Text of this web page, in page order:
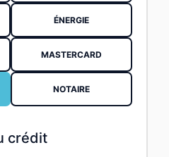
ÉNERGIE
MASTERCARD
NOTAIRE
crédit